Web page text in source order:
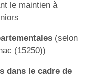
le maintien à
(selon
(15250))
dans le cadre de